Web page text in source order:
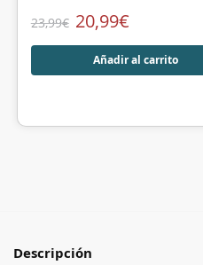
23,99€ 20,99€
Añadir al carrito
Descripción